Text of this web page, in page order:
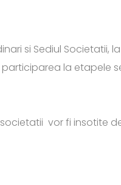
si Sediul
la etapele
vor fi insotite